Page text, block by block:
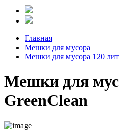
Главная
Мешки для мусора
Мешки для мусора 120
Мешки для
GreenClean